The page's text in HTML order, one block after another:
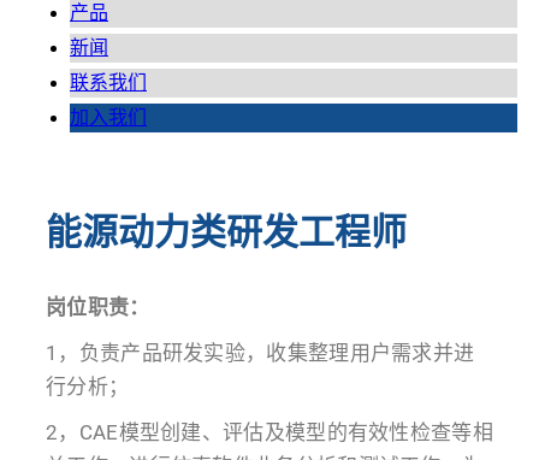
产品
新闻
联系我们
加入我们
能源动力类研发工程师
岗位职责：
1，负责产品研发实验，收集整理用户需求并进
行分析；
2，CAE模型创建、评估及模型的有效性检查等相